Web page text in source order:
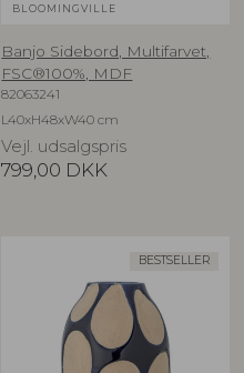
BLOOMINGVILLE
Banjo Sidebord, Multifarvet,
FSC®100%, MDF
82063241
L40xH48xW40 cm
Vejl. udsalgspris
799,00 DKK
BESTSELLER